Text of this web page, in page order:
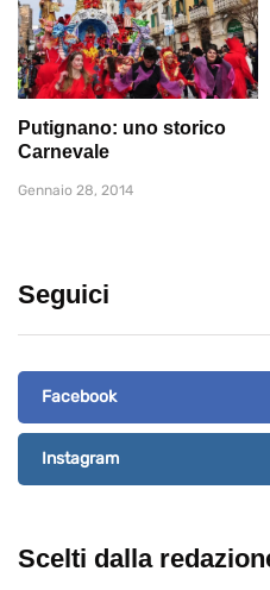
Putignano: uno storico
Carnevale
Gennaio 28, 2014
Seguici
Facebook
Instagram
Scelti dalla